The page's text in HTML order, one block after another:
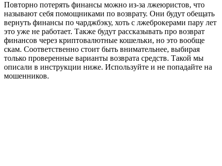
Повторно потерять финансы можно из-за лжеюристов, что
называют себя помощниками по возврату. Они будут обещать
вернуть финансы по чарджбэку, хоть с лжеброкерами пару лет
это уже не работает. Также будут рассказывать про возврат
финансов через криптовалютные кошельки, но это вообще
скам. Соответственно стоит быть внимательнее, выбирая
только проверенные варианты возврата средств. Такой мы
описали в инструкции ниже. Используйте и не попадайте на
мошенников.